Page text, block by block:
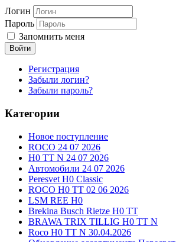
Логин
Пароль
Запомнить меня
Войти
Регистрация
Забыли логин?
Забыли пароль?
Категории
Новое поступление
ROCO 24 07 2026
H0 TT N 24 07 2026
Автомобили 24 07 2026
Peresvet H0 Classic
ROCO H0 TT 02 06 2026
LSM REE H0
Brekina Busch Rietze H0 TT
BRAWA TRIX TILLIG H0 TT N
Roco H0 TT N 30.04.2026